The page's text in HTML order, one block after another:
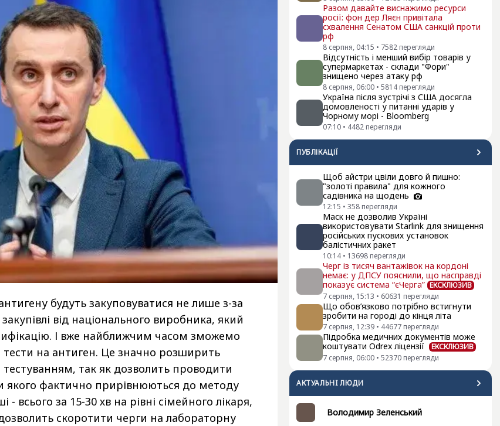
Разом давайте виснажимо ресурси
росії: фон дер Ляєн привітала
схвалення Сенатом США санкцій проти
рф
8 серпня, 04:15 • 7582 перегляди
Відсутність і менший вибір товарів у
супермаркетах - склади "Фори"
знищено через атаку рф
8 серпня, 06:00 • 5814 перегляди
Україна після зустрічі з США досягла
домовленості у питанні ударів у
Чорному морі - Bloomberg
07:10 • 4482 перегляди
ПУБЛІКАЦІЇ
Щоб айстри цвіли довго й пишно:
"золоті правила" для кожного
садівника на щодень
12:15 • 358 перегляди
Маск не дозволив Україні
використовувати Starlink для знищення
російських пускових установок
балістичних ракет
10:14 • 13698 перегляди
Черг із тисяч вантажівок на кордоні
немає: у ДПСУ пояснили, що насправді
показує система “єЧерга” ЕКСКЛЮЗИВ
7 серпня, 15:13 • 60631 перегляди
Що обов’язково потрібно встигнути
зробити на городі до кінця літа
7 серпня, 12:39 • 44677 перегляди
Підробка медичних документів може
коштувати Odrex ліцензії
ЕКСКЛЮЗИВ
7 серпня, 06:00 • 52370 перегляди
АКТУАЛЬНI ЛЮДИ
Володимир Зеленський
будуть закуповуватися не лише з-за
від національного виробника, який
І вже найближчим часом зможемо
тести на антиген. Це значно розширить
так як дозволить проводити
якого фактично прирівнюються до методу
всього за 15-30 хв на рівні сімейного лікаря,
скоротити черги на лабораторну